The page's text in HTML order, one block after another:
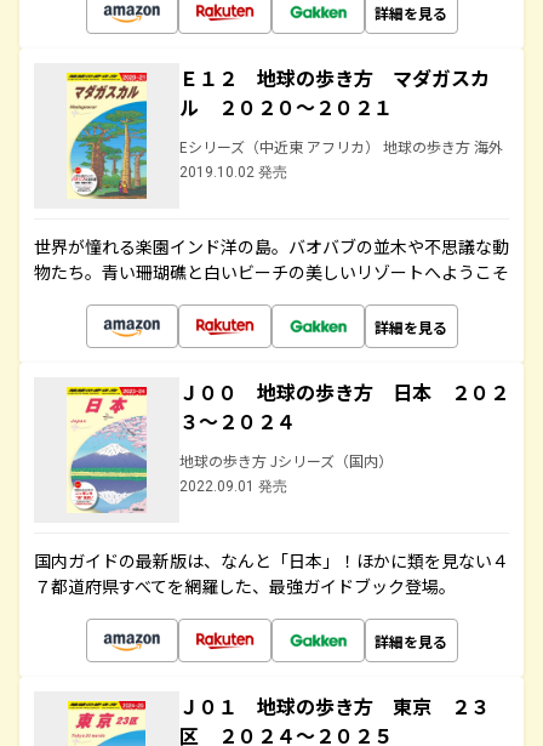
詳細を見る
Ｅ１２ 地球の歩き方 マダガスカ
ル ２０２０～２０２１
Eシリーズ（中近東 アフリカ） 地球の歩き方 海外
2019.10.02 発売
世界が憧れる楽園インド洋の島。バオバブの並木や不思議な動
物たち。青い珊瑚礁と白いビーチの美しいリゾートへようこそ
詳細を見る
Ｊ００ 地球の歩き方 日本 ２０２
３～２０２４
地球の歩き方 Jシリーズ（国内）
2022.09.01 発売
国内ガイドの最新版は、なんと「日本」！ほかに類を見ない４
７都道府県すべてを網羅した、最強ガイドブック登場。
詳細を見る
Ｊ０１ 地球の歩き方 東京 ２３
区 ２０２４～２０２５